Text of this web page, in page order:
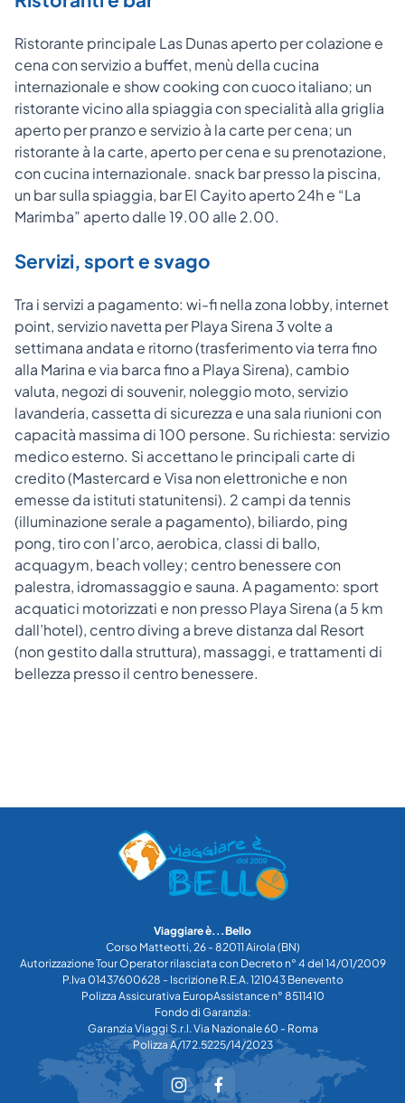
Ristorante principale Las Dunas aperto per colazione e
cena con servizio a buffet, menù della cucina
internazionale e show cooking con cuoco italiano; un
ristorante vicino alla spiaggia con specialità alla griglia
aperto per pranzo e servizio à la carte per cena; un
ristorante à la carte, aperto per cena e su prenotazione,
con cucina internazionale. snack bar presso la piscina,
un bar sulla spiaggia, bar El Cayito aperto 24h e “La
Marimba” aperto dalle 19.00 alle 2.00.
Servizi, sport e svago
Tra i servizi a pagamento: wi-fi nella zona lobby, internet
point, servizio navetta per Playa Sirena 3 volte a
settimana andata e ritorno (trasferimento via terra fino
alla Marina e via barca fino a Playa Sirena), cambio
valuta, negozi di souvenir, noleggio moto, servizio
lavanderia, cassetta di sicurezza e una sala riunioni con
capacità massima di 100 persone. Su richiesta: servizio
medico esterno. Si accettano le principali carte di
credito (Mastercard e Visa non elettroniche e non
emesse da istituti statunitensi). 2 campi da tennis
(illuminazione serale a pagamento), biliardo, ping
pong, tiro con l’arco, aerobica, classi di ballo,
acquagym, beach volley; centro benessere con
palestra, idromassaggio e sauna. A pagamento: sport
acquatici motorizzati e non presso Playa Sirena (a 5 km
dall’hotel), centro diving a breve distanza dal Resort
(non gestito dalla struttura), massaggi, e trattamenti di
bellezza presso il centro benessere.
Viaggiare è...Bello
Corso Matteotti, 26 - 82011 Airola (BN)
Autorizzazione Tour Operator rilasciata con Decreto n° 4 del 14/01/2009
P.Iva 01437600628 - Iscrizione R.E.A. 121043 Benevento
Polizza Assicurativa EuropAssistance n° 8511410
Fondo di Garanzia:
Garanzia Viaggi S.r.l. Via Nazionale 60 - Roma
Polizza A/172.5225/14/2023